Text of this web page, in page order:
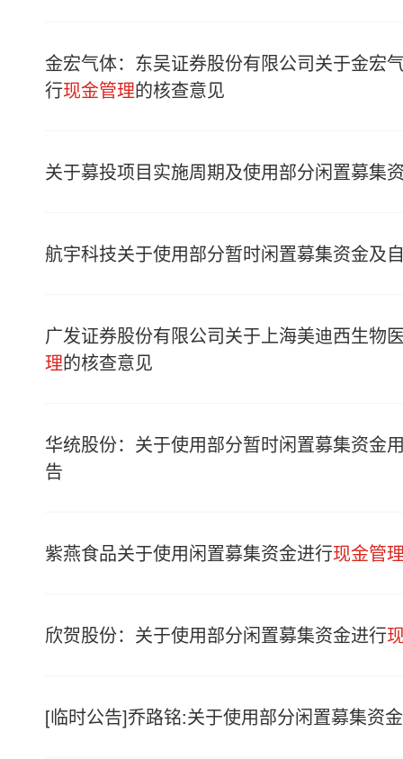
金宏气体：东吴证券股份有限公司关于金宏
行现金管理的核查意见
关于募投项目实施周期及使用部分闲置募集
航宇科技关于使用部分暂时闲置募集资金及
广发证券股份有限公司关于上海美迪西生物
理的核查意见
华统股份：关于使用部分暂时闲置募集资金
告
紫燕食品关于使用闲置募集资金进行现金管
欣贺股份：关于使用部分闲置募集资金进行
[临时公告]乔路铭:关于使用部分闲置募集资